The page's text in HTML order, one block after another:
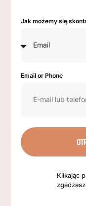
Jak możemy się
Email or Phone
Klikając